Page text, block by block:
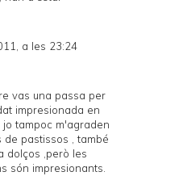
a les 23:24
vas una passa per
impresionada en
tampoc m'agraden
de pastissos , també
dolços ,però les
són impresionants.